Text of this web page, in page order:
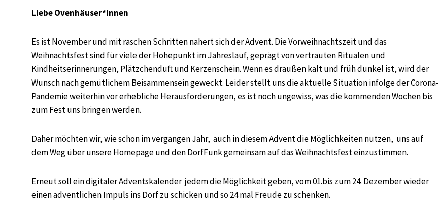
Liebe Ovenhäuser*innen
Es ist November und mit raschen Schritten nähert sich der Advent. Die Vorweihnachtszeit und das
Weihnachtsfest sind für viele der Höhepunkt im Jahreslauf, geprägt von vertrauten Ritualen und
Kindheitserinnerungen, Plätzchenduft und Kerzenschein. Wenn es draußen kalt und früh dunkel ist, wird der
Wunsch nach gemütlichem Beisammensein geweckt. Leider stellt uns die aktuelle Situation infolge der Corona-
Pandemie weiterhin vor erhebliche Herausforderungen, es ist noch ungewiss, was die kommenden Wochen bis
zum Fest uns bringen werden.
Daher möchten wir, wie schon im vergangen Jahr, auch in diesem Advent die Möglichkeiten nutzen, uns auf
dem Weg über unsere Homepage und den DorfFunk gemeinsam auf das Weihnachtsfest einzustimmen.
Erneut soll eindigitaler Adventskalenderjedem die Möglichkeit geben, vom 01.bis zum 24. Dezember wieder
einen adventlichen Impuls ins Dorf zu schicken und so 24 mal Freude zu schenken.